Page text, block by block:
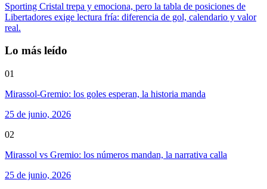
Sporting Cristal trepa y emociona, pero la tabla de posiciones de
Libertadores exige lectura fría: diferencia de gol, calendario y valor
real.
Lo más leído
01
Mirassol-Gremio: los goles esperan, la historia manda
25 de junio, 2026
02
Mirassol vs Gremio: los números mandan, la narrativa calla
25 de junio, 2026